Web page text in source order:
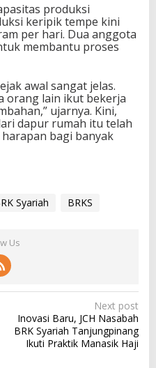
produksi
keripik tempe kini
per hari. Dua anggota
membantu proses
awal sangat jelas.
orang lain ikut bekerja
ujarnya. Kini,
dapur rumah itu telah
bagi banyak
Syariah BRKS
Us
Next post
Inovasi Baru, JCH Nasabah
BRK Syariah Tanjungpinang
Ikuti Praktik Manasik Haji